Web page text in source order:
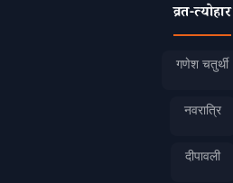
व्रत-त्योहार
गणेश चतुर्थी
नवरात्रि
दीपावली